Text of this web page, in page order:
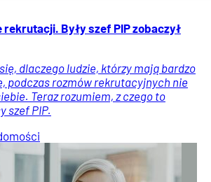
Były szef PIP zobaczył
dlaczego ludzie, którzy mają bardzo
podczas rozmów rekrutacyjnych nie
Teraz rozumiem, z czego to
szef PIP.